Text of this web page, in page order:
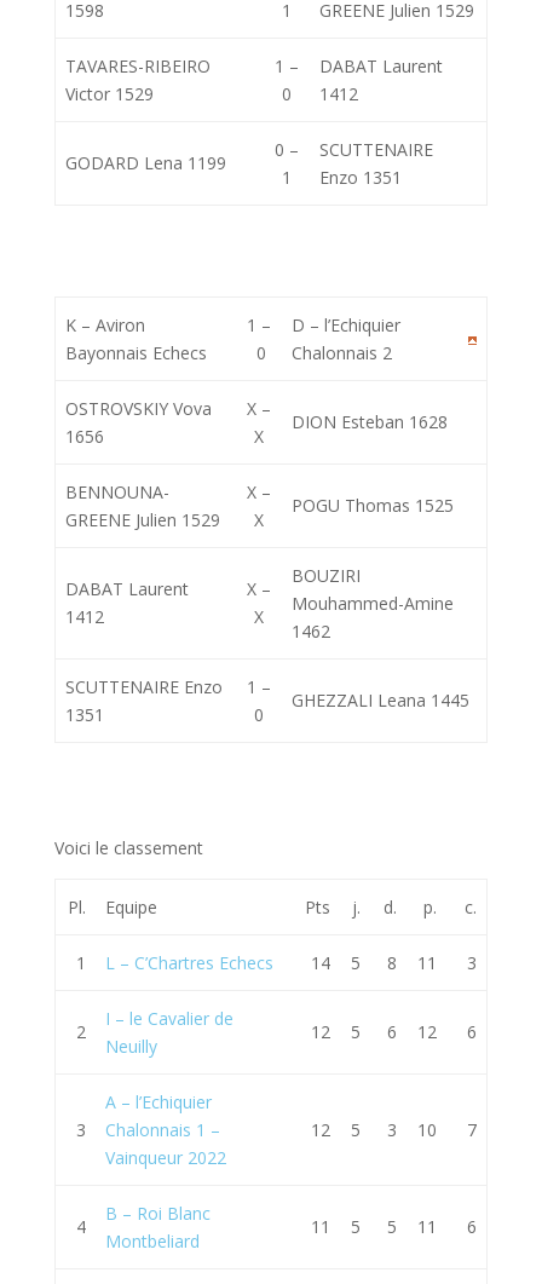
1598 1 GREENE Julien 1529
TAVARES-RIBEIRO
Victor 1529
1 –
0
DABAT Laurent
1412
GODARD Lena 1199
0 –
1
SCUTTENAIRE
Enzo 1351
K – Aviron
Bayonnais Echecs
1 –
0
D – l’Echiquier
Chalonnais 2
OSTROVSKIY Vova
1656
X –
X
DION Esteban 1628
BENNOUNA-
GREENE Julien 1529
X –
X
POGU Thomas 1525
DABAT Laurent
1412
X –
X
BOUZIRI
Mouhammed-Amine
1462
SCUTTENAIRE Enzo
1351
1 –
0
GHEZZALI Leana 1445
Voici le classement
Pl. Equipe Pts j. d. p. c.
1 L – C’Chartres Echecs 14 5 8 11 3
2
I – le Cavalier de
Neuilly
12 5 6 12 6
3
A – l’Echiquier
Chalonnais 1 –
Vainqueur 2022
12 5 3 10 7
4
B – Roi Blanc
Montbeliard
11 5 5 11 6